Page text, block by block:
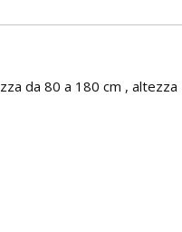
da 80 a 180 cm , altezza